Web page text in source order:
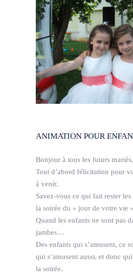
ANIMATION POUR
Bonjour à tous les futurs mariés,
Tout d’abord félicitation pour
à venir.
Savez-vous ce qui fait rester
la soirée du « jour de votre vie
Quand les enfants ne sont pas
jambes…
Des enfants qui s’amusent, ce
qui s’amusent aussi, et donc
la soirée.